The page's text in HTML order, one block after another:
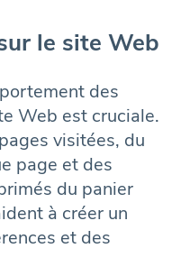
le site Web
des
Web est cruciale.
visitées, du
page et des
du panier
à créer un
et des